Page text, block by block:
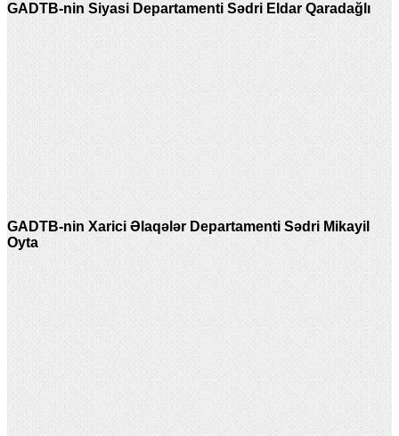
GADTB-nin Siyasi Departamenti Sədri Eldar Qaradağlı
GADTB-nin Xarici Əlaqələr Departamenti Sədri Mikayil
Oyta